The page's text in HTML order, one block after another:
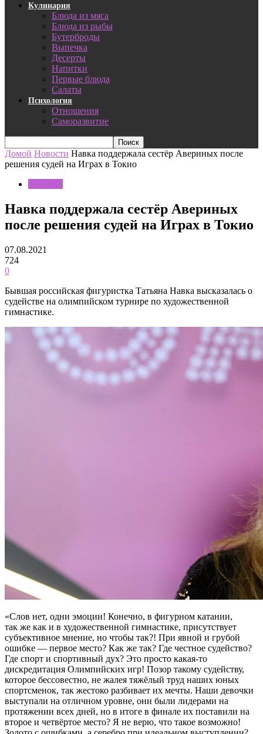
Кулинария
Блюда из мяса
Блюда из рыбы
Бутерброды
Выпечка
Десерты
Напитки
Первые блюда
Салаты
Психология
Отношения
Саморазвитие
Домой Новости Навка поддержала сестёр Авериных после
решения судей на Играх в Токио
Навка поддержала сестёр Авериных
после решения судей на Играх в Токио
07.08.2021
724
0
Бывшая российская фигуристка Татьяна Навка высказалась о
судействе на олимпийском турнире по художественной
гимнастике.
«Слов нет, одни эмоции! Конечно, в фигурном катании,
так же как и в художественной гимнастике, присутствует
субъективное мнение, но чтобы так?! При явной и грубой
ошибке — первое место? Как же так? Где честное судейство?
Где спорт и спортивный дух? Это просто какая-то
дискредитация Олимпийских игр! Позор такому судейству,
которое бессовестно, не жалея тяжёлый труд наших юных
спортсменок, так жестоко разбивает их мечты. Наши девочки
выступали на отличном уровне, они были лидерами на
протяжении всех дней, но в итоге в финале их поставили на
второе и четвёртое место? Я не верю, что такое возможно!